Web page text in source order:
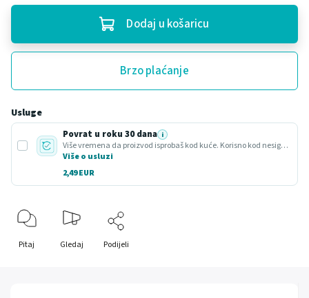
Dodaj u košaricu
Brzo plaćanje
Usluge
Povrat u roku 30 dana i
Više vremena da proizvod isprobaš kod kuće. Korisno kod nesigurnog odabira ili poklona.
Više o usluzi
2,49 EUR
Pitaj Gledaj Podijeli